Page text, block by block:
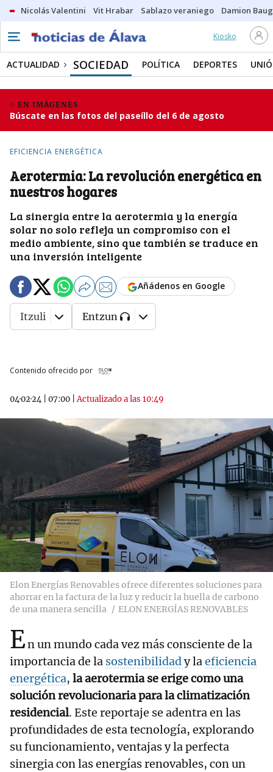
Nicolás Valentini Vit Hrabar Sablazo veraniego Damion
Kiosko
ACTUALIDAD SOCIEDAD POLÍTICA DEPORTES
EN IMÁGENES
Búscate en las fotos del paseíllo del 6 de agosto
EFICIENCIA ENERGÉTICA
Aerotermia: La revolución energética en
nuestros hogares
La sinergia entre la aerotermia y la energía
solar no solo refleja un compromiso con el
medio ambiente, sino que también se traduce en
una inversión inteligente
Contenido ofrecido por
04·02·24 07:00 |Actualizado a las 10:49
Añádenos en Google
Itzuli Entzun
Elon Energías Renovables ofrece diferentes soluciones para
ahorrar en la factura de la luz y reducir la huella de carbono
de una manera sencilla
ELON ENERGÍAS RENOVABLES
En un mundo cada vez más consciente de la
importancia de la sostenibilidady laeficiencia
energética, la aerotermia se erige como una
solución revolucionaria para la climatización
residencial. Este reportaje se adentra en las
profundidades de esta tecnología, explorando
su funcionamiento, ventajas y la perfecta
sinergia con las energías renovables, con un